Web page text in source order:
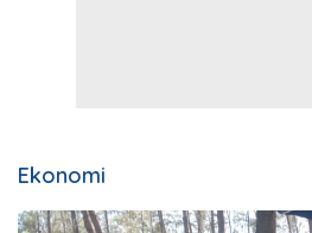
Ekonomi